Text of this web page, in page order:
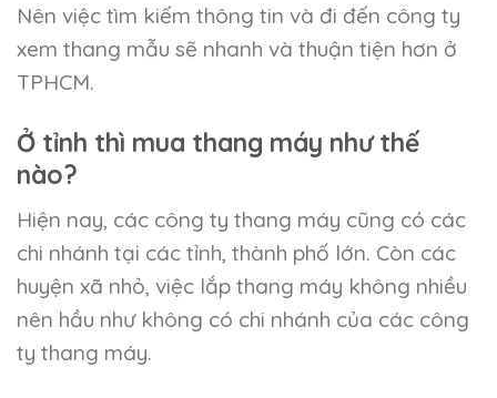
Nên việc tìm kiếm thông tin và đi đến công ty
xem thang mẫu sẽ nhanh và thuận tiện hơn ở
TPHCM.
Ở tỉnh thì mua thang máy như thế
nào?
Hiện nay, các công ty thang máy cũng có các
chi nhánh tại các tỉnh, thành phố lớn. Còn các
huyện xã nhỏ, việc lắp thang máy không nhiều
nên hầu như không có chi nhánh của các công
ty thang máy.